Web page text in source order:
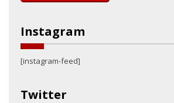
Instagram
[instagram-feed]
Twitter